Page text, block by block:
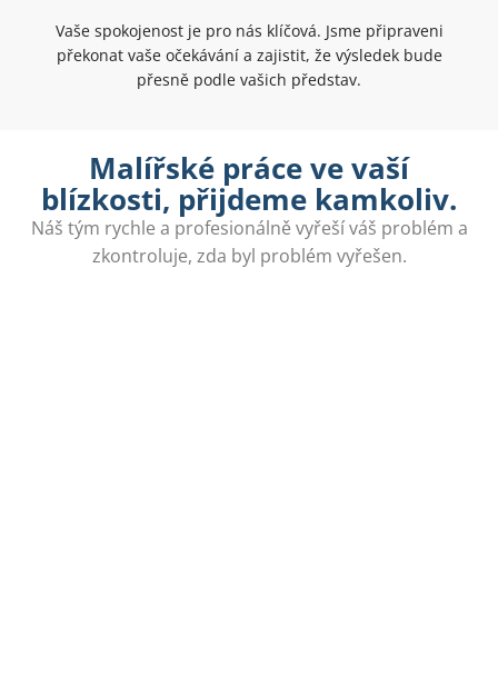
Vaše spokojenost je pro nás klíčová. Jsme připraveni
překonat vaše očekávání a zajistit, že výsledek bude
přesně podle vašich představ.
Malířské práce ve vaší
blízkosti, přijdeme kamkoliv.
Náš tým rychle a profesionálně vyřeší váš problém a
zkontroluje, zda byl problém vyřešen.